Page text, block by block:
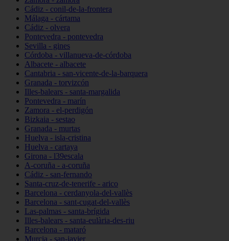
Cádiz - conil-de-la-frontera
Málaga - cártama
Cádiz - olvera
Pontevedra - pontevedra
Sevilla - gines
Córdoba - villanueva-de-córdoba
Albacete - albacete
Cantabria - san-vicente-de-la-barquera
Granada - torvizcón
Illes-balears - santa-margalida
Pontevedra - marín
Zamora - el-perdigón
Bizkaia - sestao
Granada - murtas
Huelva - isla-cristina
Huelva - cartaya
Girona - l39escala
A-coruña - a-coruña
Cádiz - san-fernando
Santa-cruz-de-tenerife - arico
Barcelona - cerdanyola-del-vallès
Barcelona - sant-cugat-del-vallès
Las-palmas - santa-brígida
Illes-balears - santa-eulària-des-riu
Barcelona - mataró
Murcia - san-javier